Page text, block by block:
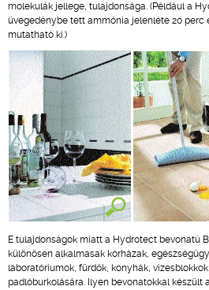
molekulák jellege, tulajdonsága. (Például a
üvegedénybe tett ammónia jelenléte 20 perc
mutatható ki.)
E tulajdonságok miatt a Hydrotect bevonatú
különösen alkalmasak kórházak,
laboratóriumok, fürdők, konyhák,
padlóburkolására. Ilyen bevonatokkal készült